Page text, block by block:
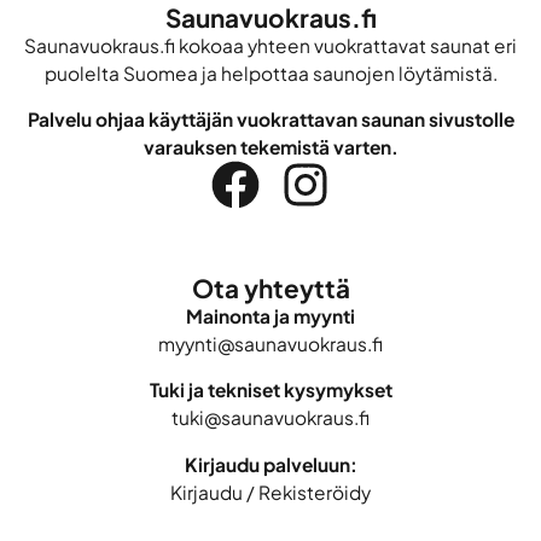
Saunavuokraus.fi
Saunavuokraus.fi kokoaa yhteen vuokrattavat saunat eri
puolelta Suomea ja helpottaa saunojen löytämistä.
Palvelu ohjaa käyttäjän vuokrattavan saunan sivustolle
varauksen tekemistä varten.
Ota yhteyttä
Mainonta ja myynti
myynti@saunavuokraus.fi
Tuki ja tekniset kysymykset
tuki@saunavuokraus.fi
Kirjaudu palveluun:
Kirjaudu / Rekisteröidy